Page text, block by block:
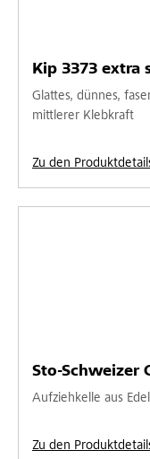
Kip 3373 extra
Glattes, dünnes,
mittlerer Klebkraft
Zu den
Sto-Schweizer
Aufziehkelle aus
Zu den